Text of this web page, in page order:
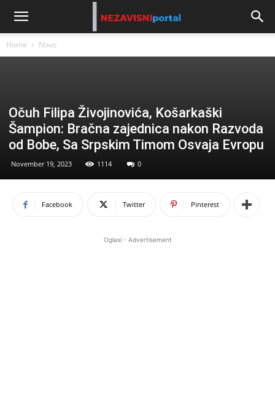
Home Novo
Očuh Filipa Živojinovića, Košarkaški
Šampion: Bračna zajednica nakon Razvoda
od Bobe, Sa Srpskim Timom Osvaja Evropu
November 19, 2023 1114 0
Facebook Twitter Pinterest
Oglasi - Advertisement